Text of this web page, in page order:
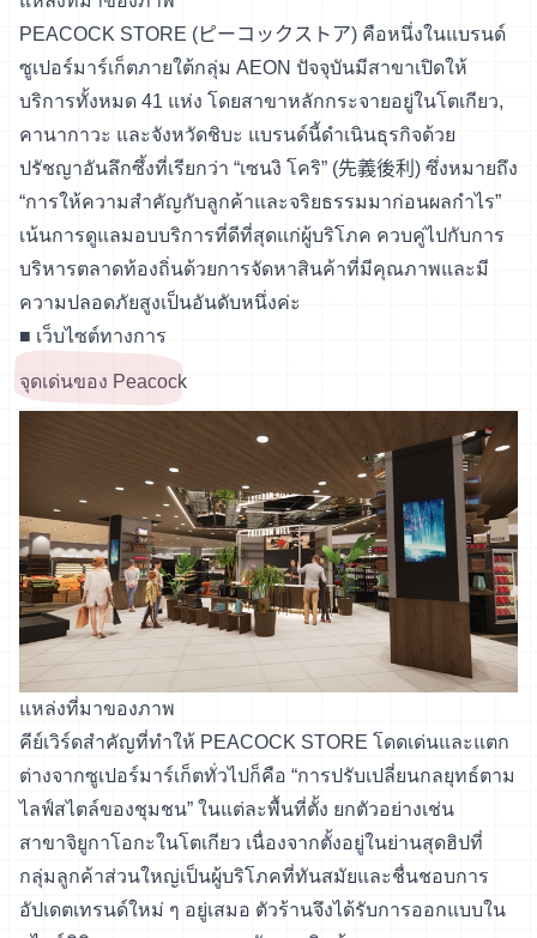
PEACOCK STORE (ピーコックストア) คือหนึ่งในแบรนด์
ซูเปอร์มาร์เก็ตภายใต้กลุ่ม AEON ปัจจุบันมีสาขาเปิดให้
บริการทั้งหมด 41 แห่ง โดยสาขาหลักกระจายอยู่ในโตเกียว,
คานากาวะ และจังหวัดชิบะ แบรนด์นี้ดำเนินธุรกิจด้วย
ปรัชญาอันลึกซึ้งที่เรียกว่า “เซนงิ โคริ” (先義後利) ซึ่งหมายถึง
“การให้ความสำคัญกับลูกค้าและจริยธรรมมาก่อนผลกำไร”
เน้นการดูแลมอบบริการที่ดีที่สุดแก่ผู้บริโภค ควบคู่ไปกับการ
บริหารตลาดท้องถิ่นด้วยการจัดหาสินค้าที่มีคุณภาพและมี
ความปลอดภัยสูงเป็นอันดับหนึ่งค่ะ
■ เว็บไซต์ทางการ
จุดเด่นของ Peacock
แหล่งที่มาของภาพ
คีย์เวิร์ดสำคัญที่ทำให้ PEACOCK STORE โดดเด่นและแตก
ต่างจากซูเปอร์มาร์เก็ตทั่วไปก็คือ “การปรับเปลี่ยนกลยุทธ์ตาม
ไลฟ์สไตล์ของชุมชน” ในแต่ละพื้นที่ตั้ง ยกตัวอย่างเช่น
สาขาจิยูกาโอกะในโตเกียว เนื่องจากตั้งอยู่ในย่านสุดฮิปที่
กลุ่มลูกค้าส่วนใหญ่เป็นผู้บริโภคที่ทันสมัยและชื่นชอบการ
อัปเดตเทรนด์ใหม่ ๆ อยู่เสมอ ตัวร้านจึงได้รับการออกแบบใน